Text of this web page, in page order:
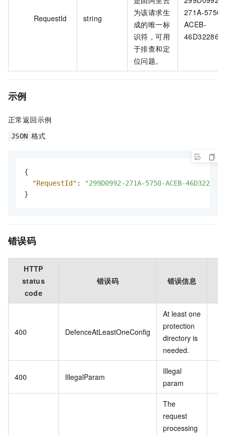
RequestId string
为该请求生
成的唯一标
识符，可用
于排查和定
位问题。
271A-5750-
ACEB-
示例
正常返回示例
JSON 格式
{
"RequestId" :
"299D0992-271A-5750-ACEB-
}
错误码
HTTP
status
code
错误码 错误信息
400 DefenceAtLeastOneConfig
At least one
protection
directory is
needed.
400 IllegalParam
Illegal
param
The
request
processing